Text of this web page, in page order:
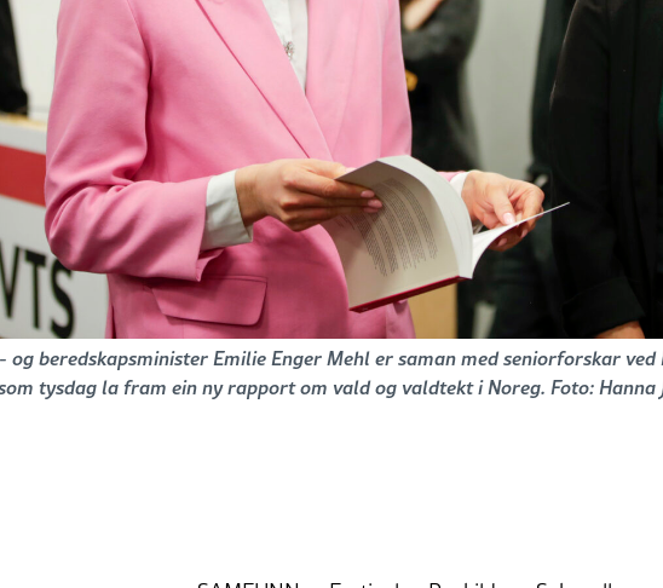
og beredskapsminister Emilie Enger Mehl er saman med seniorforskar ved
tysdag la fram ein ny rapport om vald og valdtekt i Noreg. Foto: Hanna